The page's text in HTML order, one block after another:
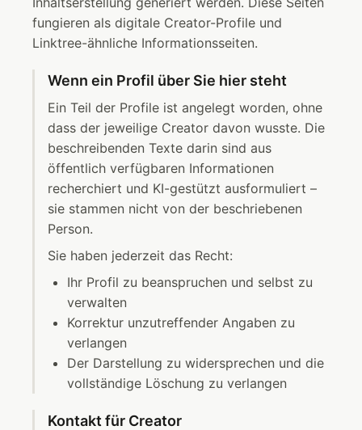
fungieren als digitale Creator-Profile und
Linktree-ähnliche Informationsseiten.
Wenn ein Profil über Sie hier steht
Ein Teil der Profile ist angelegt worden, ohne
dass der jeweilige Creator davon wusste. Die
beschreibenden Texte darin sind aus
öffentlich verfügbaren Informationen
recherchiert und KI-gestützt ausformuliert –
sie stammen nicht von der beschriebenen
Person.
Sie haben jederzeit das Recht:
Ihr Profil zu beanspruchen und selbst zu
verwalten
Korrektur unzutreffender Angaben zu
verlangen
Der Darstellung zu widersprechen und die
vollständige Löschung zu verlangen
Kontakt für Creator